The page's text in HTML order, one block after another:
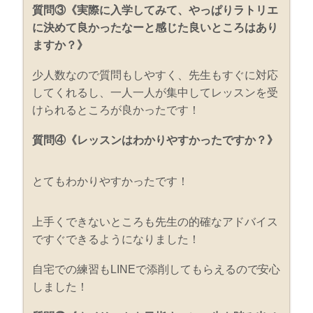
質問③《実際に入学してみて、やっぱりラトリエ
に決めて良かったなーと感じた良いところはあり
ますか？》
少人数なので質問もしやすく、先生もすぐに対応
してくれるし、一人一人が集中してレッスンを受
けられるところが良かったです！
質問④《レッスンはわかりやすかったですか？》
とてもわかりやすかったです！
上手くできないところも先生の的確なアドバイス
ですぐできるようになりました！
自宅での練習もLINEで添削してもらえるので安心
しました！